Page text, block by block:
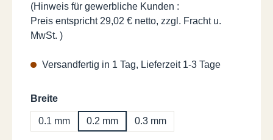
(Hinweis für gewerbliche Kunden :
Preis entspricht 29,02 € netto, zzgl. Fracht u.
MwSt. )
Versandfertig in 1 Tag, Lieferzeit 1-3 Tage
Breiteauswählen
0.1 mm 0.2 mm 0.3 mm